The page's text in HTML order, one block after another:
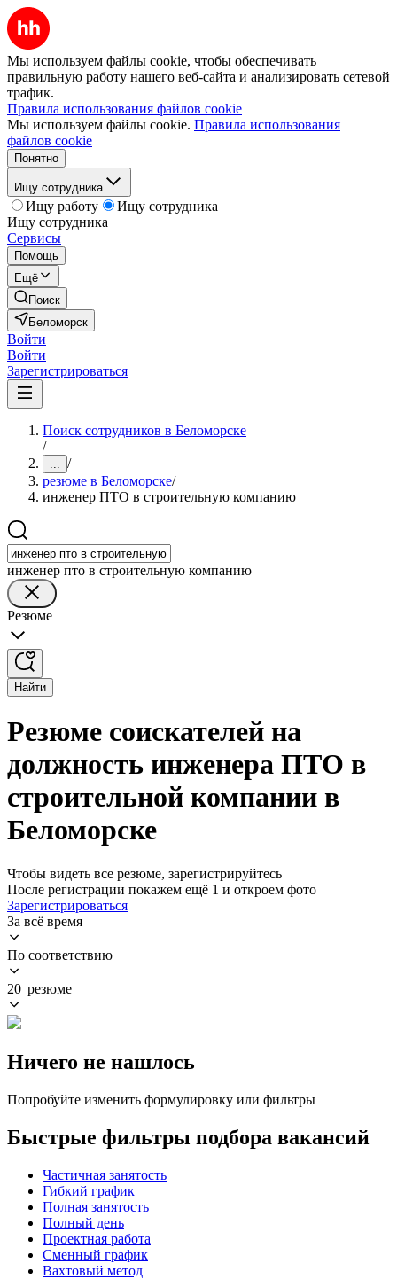
Мы используем файлы cookie, чтобы обеспечивать
правильную работу нашего веб-сайта и анализировать сетевой
трафик.
Правила использования файлов cookie
Мы используем файлы cookie. Правила использования
файлов cookie
Понятно
Ищу сотрудника
Ищу работу
Ищу сотрудника
Ищу сотрудника
Сервисы
Помощь
Ещё
Поиск
Беломорск
Войти
Войти
Зарегистрироваться
Поиск сотрудников в Беломорске
/
... /
резюме в Беломорске/
инженер ПТО в строительную компанию
инженер пто в строительную компанию
Резюме
Найти
Резюме соискателей на
должность инженера ПТО в
строительной компании в
Беломорске
Чтобы видеть все резюме, зарегистрируйтесь
После регистрации покажем ещё 1 и откроем фото
Зарегистрироваться
За всё время
По соответствию
20 резюме
Ничего не нашлось
Попробуйте изменить формулировку или фильтры
Быстрые фильтры подбора вакансий
Частичная занятость
Гибкий график
Полная занятость
Полный день
Проектная работа
Сменный график
Вахтовый метод